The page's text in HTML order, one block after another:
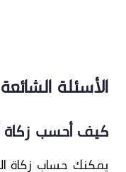
الأسئلة الشائعة
كيف أحسب زكاة